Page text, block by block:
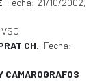
, Fecha: 21/10/2002,
CH., Fecha:
CAMAROGRAFOS